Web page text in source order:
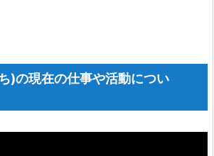
)の現在の仕事や活動につい